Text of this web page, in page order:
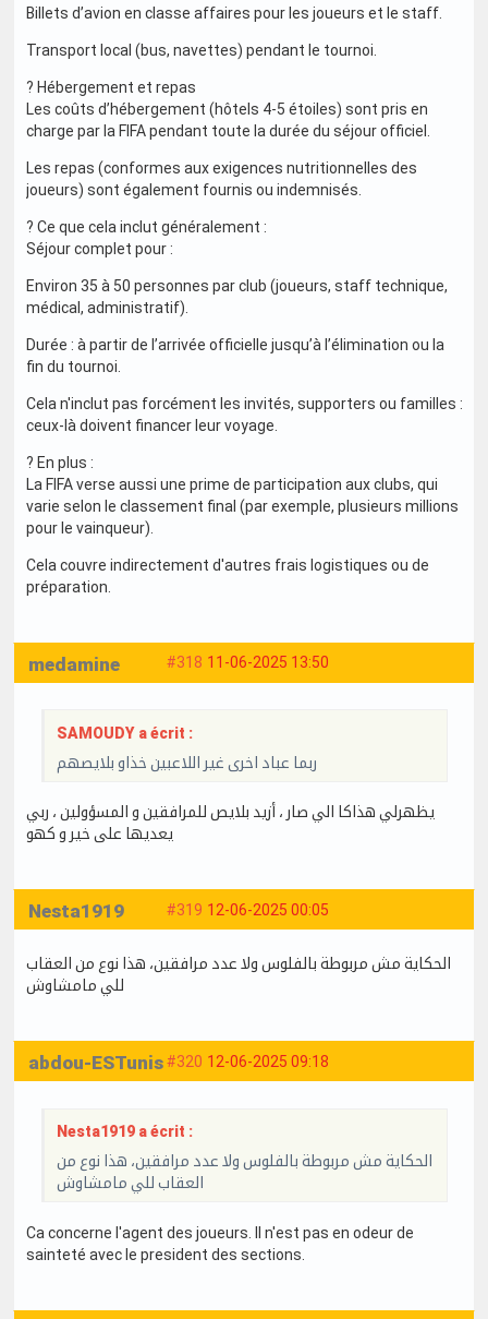
Billets d’avion en classe affaires pour les joueurs et le staff.
Transport local (bus, navettes) pendant le tournoi.
? Hébergement et repas
Les coûts d’hébergement (hôtels 4-5 étoiles) sont pris en
charge par la FIFA pendant toute la durée du séjour officiel.
Les repas (conformes aux exigences nutritionnelles des
joueurs) sont également fournis ou indemnisés.
? Ce que cela inclut généralement :
Séjour complet pour :
Environ 35 à 50 personnes par club (joueurs, staff technique,
médical, administratif).
Durée : à partir de l’arrivée officielle jusqu’à l’élimination ou la
fin du tournoi.
Cela n'inclut pas forcément les invités, supporters ou familles :
ceux-là doivent financer leur voyage.
? En plus :
La FIFA verse aussi une prime de participation aux clubs, qui
varie selon le classement final (par exemple, plusieurs millions
pour le vainqueur).
Cela couvre indirectement d'autres frais logistiques ou de
préparation.
#318 11-06-2025 13:50
medamine
SAMOUDY a écrit :
ربما عباد اخرى غير اللاعبين خذاو بلايصهم
يظهرلي هذاكا الي صار ، أزيد بلايص للمرافقين و المسؤولين ، ربي
يعديها على خير و كهو
#319 12-06-2025 00:05
Nesta1919
الحكاية مش مربوطة بالفلوس ولا عدد مرافقين، هذا نوع من العقاب
للي مامشاوش
#320 12-06-2025 09:18
abdou-ESTunis
Nesta1919 a écrit :
الحكاية مش مربوطة بالفلوس ولا عدد مرافقين، هذا نوع من
العقاب للي مامشاوش
Ca concerne l'agent des joueurs. Il n'est pas en odeur de
sainteté avec le president des sections.